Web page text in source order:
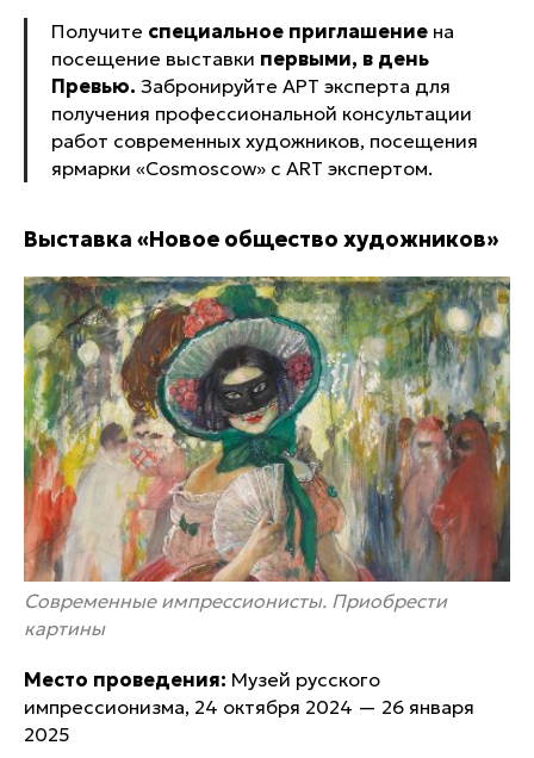
Получите специальное приглашение на
посещение выставки первыми, в день
Превью. Забронируйте АРТ эксперта для
получения профессиональной консультации
работ современных художников, посещения
ярмарки «Cosmoscow» с АRT экспертом.
Выставка «Новое общество художников»
Современные импрессионисты. Приобрести
картины
Место проведения: Музей русского
импрессионизма, 24 октября 2024 — 26 января
2025